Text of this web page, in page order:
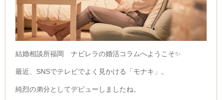
結婚相談所福岡 ナビレラの婚活コラムへようこそ✨
最近、SNSでテレビでよく見かける「モナキ」。
純烈の弟分としてデビューしましたね。